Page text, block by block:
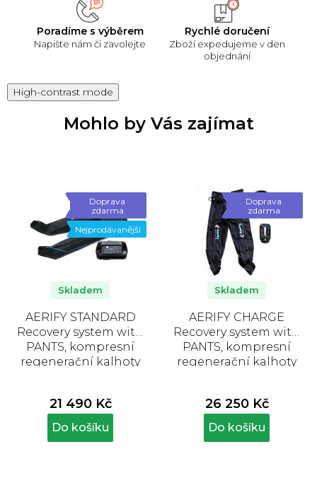
Poradíme s výběrem
Napište nám či zavolejte
Rychlé doručení
Zboží expedujeme v den
objednání
High-contrast mode
Mohlo by Vás zajímat
Doprava
zdarma
Nejprodávanější
AERIFY STANDARD
Recovery system with
PANTS, kompresní
regenerační kalhoty
Skladem
21 490 Kč
Do košíku
Doprava
zdarma
AERIFY CHARGE
Recovery system with
PANTS, kompresní
regenerační kalhoty
Skladem
26 250 Kč
Do košíku